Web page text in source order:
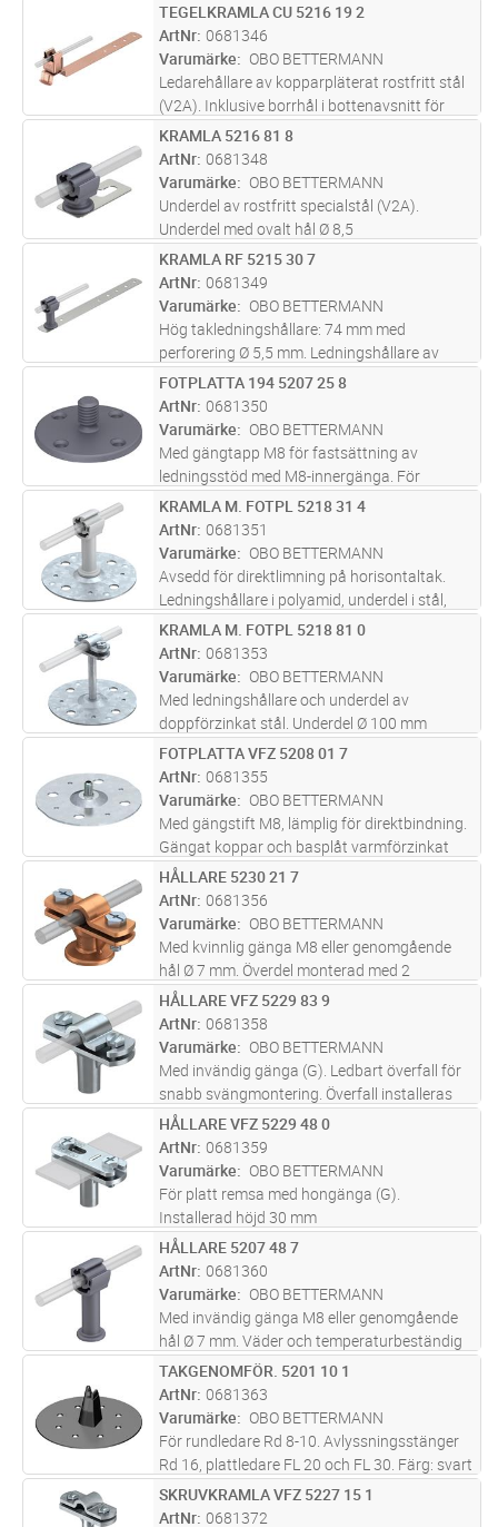
ST Lägg i kundvagn
TEGELKRAMLA CU 5216 19 2
ArtNr 0681346
Varumärke
OBO BETTERMANN
Ledarehållare av kopparpläterat rostfritt stål
(V2A). Inklusive borrhål i bottenavsnitt för
snabb installation
ST Lägg i kundvagn
KRAMLA 5216 81 8
ArtNr 0681348
Varumärke
OBO BETTERMANN
Underdel av rostfritt specialstål (V2A).
Underdel med ovalt hål Ø 8,5
mm.Ledningshållare av polyamid
ST Lägg i kundvagn
KRAMLA RF 5215 30 7
ArtNr 0681349
Varumärke
OBO BETTERMANN
Hög takledningshållare: 74 mm med
perforering Ø 5,5 mm. Ledningshållare av
polyamid
ST Lägg i kundvagn
FOTPLATTA 194 5207 25 8
ArtNr 0681350
Varumärke
OBO BETTERMANN
Med gängtapp M8 för fastsättning av
ledningsstöd med M8-innergänga. För
uppklistring på betong, stål eller murverk
ST Lägg i kundvagn
KRAMLA M. FOTPL 5218 31 4
ArtNr 0681351
Varumärke
OBO BETTERMANN
Avsedd för direktlimning på horisontaltak.
Ledningshållare i polyamid, underdel i stål,
doppförzinkad. Underdel Ø 100 mm
ST Lägg i kundvagn
KRAMLA M. FOTPL 5218 81 0
ArtNr 0681353
Varumärke
OBO BETTERMANN
Med ledningshållare och underdel av
doppförzinkat stål. Underdel Ø 100 mm
ST Lägg i kundvagn
FOTPLATTA VFZ 5208 01 7
ArtNr 0681355
Varumärke
OBO BETTERMANN
Med gängstift M8, lämplig för direktbindning.
Gängat koppar och basplåt varmförzinkat
stål
ST Lägg i kundvagn
HÅLLARE 5230 21 7
ArtNr 0681356
Varumärke
OBO BETTERMANN
Med kvinnlig gänga M8 eller genomgående
hål Ø 7 mm. Överdel monterad med 2
sexkantiga bultar
ST Lägg i kundvagn
HÅLLARE VFZ 5229 83 9
ArtNr 0681358
Varumärke
OBO BETTERMANN
Med invändig gänga (G). Ledbart överfall för
snabb svängmontering. Överfall installeras
med 2 sexkantsskruvar. Monteringshöjd 30
mm
ST Lägg i kundvagn
HÅLLARE VFZ 5229 48 0
ArtNr 0681359
Varumärke
OBO BETTERMANN
För platt remsa med hongänga (G).
Installerad höjd 30 mm
ST Lägg i kundvagn
HÅLLARE 5207 48 7
ArtNr 0681360
Varumärke
OBO BETTERMANN
Med invändig gänga M8 eller genomgående
hål Ø 7 mm. Väder och temperaturbeständig
från -35 ° C till +90 ° C
ST Lägg i kundvagn
TAKGENOMFÖR. 5201 10 1
ArtNr 0681363
Varumärke
OBO BETTERMANN
För rundledare Rd 8-10. Avlyssningsstänger
Rd 16, plattledare FL 20 och FL 30. Färg: svart
ST Lägg i kundvagn
SKRUVKRAMLA VFZ 5227 15 1
ArtNr 0681372